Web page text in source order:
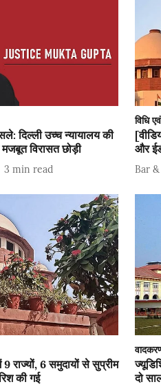
दिल्ली उच्च न्यायालय की
मजबूत विरासत छोड़ी
3 min read
विधि
और
Bar
राज्यों, 6 समुदायों से सुप्रीम
की गई
दो